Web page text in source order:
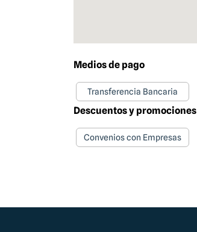
Medios de pago
Transferencia Bancaria
Descuentos y promociones
Convenios con Empresas